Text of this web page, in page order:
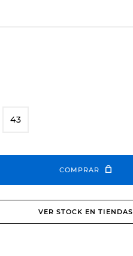
43
COMPRAR
VER STOCK EN TIENDAS